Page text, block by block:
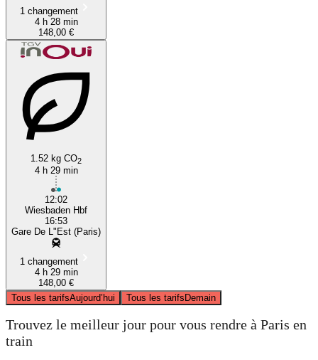
1 changement
4 h 28 min
148,00 €
1.52 kg CO2
4 h 29 min
12:02
Wiesbaden Hbf
16:53
Gare De L"Est (Paris)
1 changement
4 h 29 min
148,00 €
Tous les tarifsAujourd’hui Tous les tarifsDemain
Trouvez le meilleur jour pour vous rendre à Paris en
train